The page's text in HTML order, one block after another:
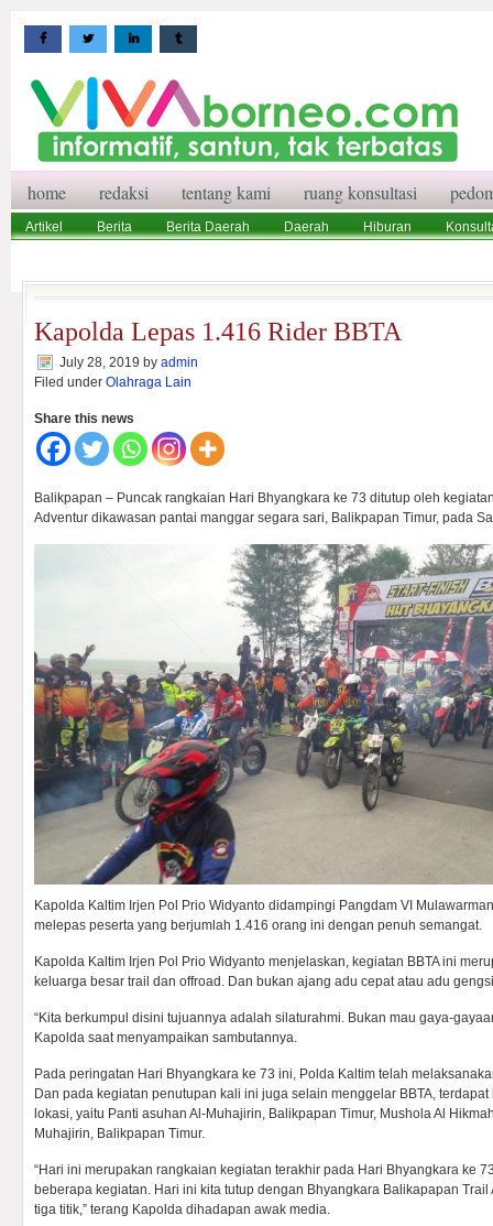
home redaksi tentang kami ruang konsultasi
Artikel Berita Berita Daerah Daerah Hiburan
Kapolda Lepas 1.416 Rider BBTA
July 28, 2019 by admin
Filed under Olahraga Lain
Share this news
Balikpapan – Puncak rangkaian Hari Bhyangkara ke 73 ditutup oleh
Adventur dikawasan pantai manggar segara sari, Balikpapan Timur, pada
Kapolda Kaltim Irjen Pol Prio Widyanto didampingi Pangdam VI
melepas peserta yang berjumlah 1.416 orang ini dengan penuh semangat.
Kapolda Kaltim Irjen Pol Prio Widyanto menjelaskan, kegiatan BBTA ini
keluarga besar trail dan offroad. Dan bukan ajang adu cepat atau adu
“Kita berkumpul disini tujuannya adalah silaturahmi. Bukan mau gaya-
Kapolda saat menyampaikan sambutannya.
Pada peringatan Hari Bhyangkara ke 73 ini, Polda Kaltim telah
Dan pada kegiatan penutupan kali ini juga selain menggelar BBTA,
lokasi, yaitu Panti asuhan Al-Muhajirin, Balikpapan Timur, Mushola Al
Muhajirin, Balikpapan Timur.
“Hari ini merupakan rangkaian kegiatan terakhir pada Hari Bhyangkara ke
beberapa kegiatan. Hari ini kita tutup dengan Bhyangkara Balikapapan
tiga titik,” terang Kapolda dihadapan awak media.